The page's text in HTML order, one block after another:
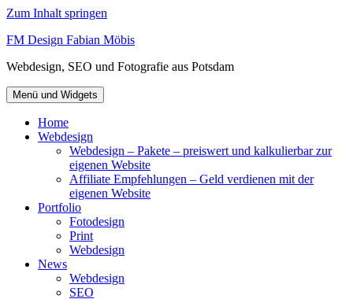
Zum Inhalt springen
FM Design Fabian Möbis
Webdesign, SEO und Fotografie aus Potsdam
Menü und Widgets
Home
Webdesign
Webdesign – Pakete – preiswert und kalkulierbar zur
eigenen Website
Affiliate Empfehlungen – Geld verdienen mit der
eigenen Website
Portfolio
Fotodesign
Print
Webdesign
News
Webdesign
SEO